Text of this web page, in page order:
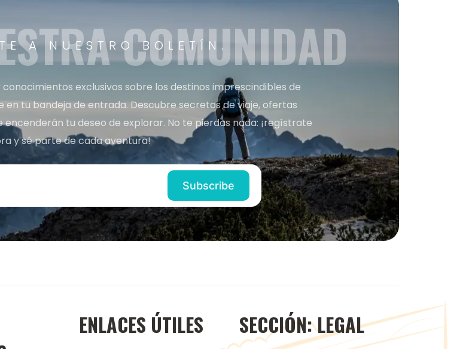
A NUESTRO BOLETÍN.COMUNIDAD
exclusivos sobre los destinos imprescindibles de
en tu bandeja de entrada. Descubre secretos de viaje, ofertas
tu deseo de explorar. No te pierdas nada: ¡regístrate
y sé parte de cada aventura!
ENLACES ÚTILES SECCIÓN: LEGAL